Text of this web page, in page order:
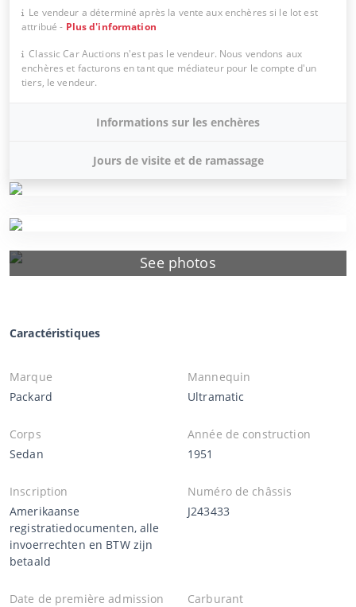
See photos
Le vendeur a déterminé après la vente aux enchères si le lot est
attribué - Plus d'information
Classic Car Auctions n'est pas le vendeur. Nous vendons aux
enchères et facturons en tant que médiateur pour le compte d'un
tiers, le vendeur.
Informations sur les enchères
Jours de visite et de ramassage
Caractéristiques
Marque
Packard
Mannequin
Ultramatic
Corps
Sedan
Année de construction
1951
Inscription
Amerikaanse
registratiedocumenten, alle
invoerrechten en BTW zijn
betaald
Numéro de châssis
J243433
Date de première admission
Carburant